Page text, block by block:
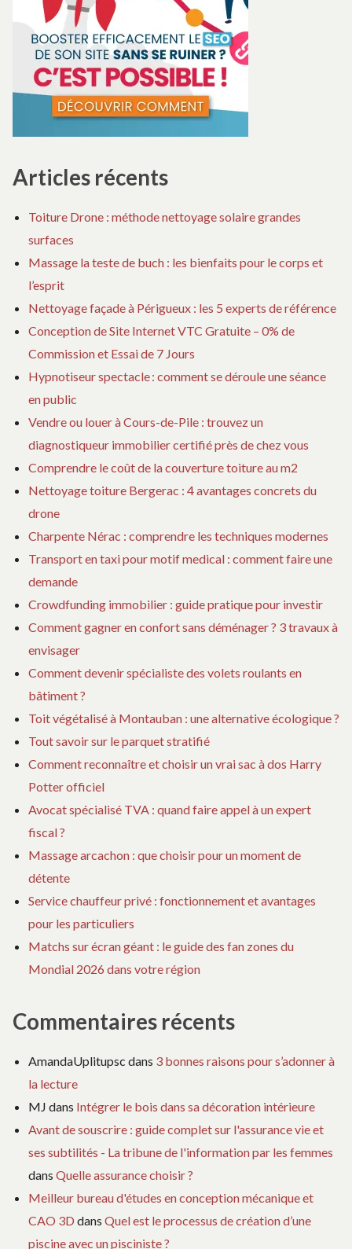
Articles récents
Toiture Drone : méthode nettoyage solaire grandes
surfaces
Massage la teste de buch : les bienfaits pour le corps et
l’esprit
Nettoyage façade à Périgueux : les 5 experts de référence
Conception de Site Internet VTC Gratuite – 0% de
Commission et Essai de 7 Jours
Hypnotiseur spectacle : comment se déroule une séance
en public
Vendre ou louer à Cours-de-Pile : trouvez un
diagnostiqueur immobilier certifié près de chez vous
Comprendre le coût de la couverture toiture au m2
Nettoyage toiture Bergerac : 4 avantages concrets du
drone
Charpente Nérac : comprendre les techniques modernes
Transport en taxi pour motif medical : comment faire une
demande
Crowdfunding immobilier : guide pratique pour investir
Comment gagner en confort sans déménager ? 3 travaux à
envisager
Comment devenir spécialiste des volets roulants en
bâtiment ?
Toit végétalisé à Montauban : une alternative écologique ?
Tout savoir sur le parquet stratifié
Comment reconnaître et choisir un vrai sac à dos Harry
Potter officiel
Avocat spécialisé TVA : quand faire appel à un expert
fiscal ?
Massage arcachon : que choisir pour un moment de
détente
Service chauffeur privé : fonctionnement et avantages
pour les particuliers
Matchs sur écran géant : le guide des fan zones du
Mondial 2026 dans votre région
Commentaires récents
AmandaUplitupsc dans 3 bonnes raisons pour s’adonner à
la lecture
MJ dans Intégrer le bois dans sa décoration intérieure
Avant de souscrire : guide complet sur l'assurance vie et
ses subtilités - La tribune de l'information par les femmes
dans Quelle assurance choisir ?
Meilleur bureau d'études en conception mécanique et
CAO 3D dans Quel est le processus de création d’une
piscine avec un pisciniste ?